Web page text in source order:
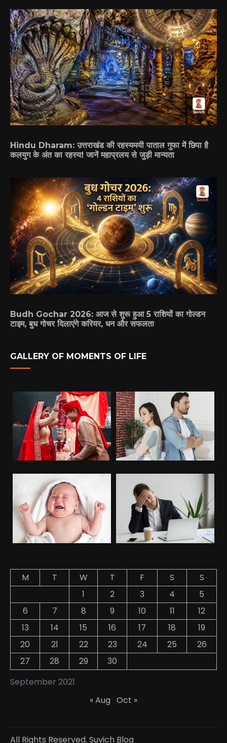
Hindu Dharam: उत्तराखंड की रहस्यमयी पाताल गुफा में छिपा है
कलयुग के अंत का रहस्य! जानें महाप्रलय से जुड़ी मान्यता
Budh Gochar 2026: आज से शुरू हुआ 5 राशियों का गोल्डन
टाइम, बुध गोचर दिलाएंगे करियर, धन और सफलता
GALLERY OF MOMENTS OF LIFE
September 2021
M T W T F S
S
1
2 3 4
5
6
7 8 9 10 11
12
13
14 15 16 17 18
19
20
21 22 23 24 25
26
27
28 29 30
« Aug Oct »
All Rights Reserved. Suvich Blog